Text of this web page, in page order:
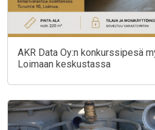
AKR Data Oy:n konkurssipesä
Loimaan keskustassa